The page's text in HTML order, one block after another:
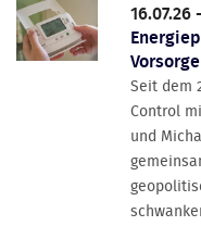
ASSISTENT
16.07.26 -
Seit dem
Control
und